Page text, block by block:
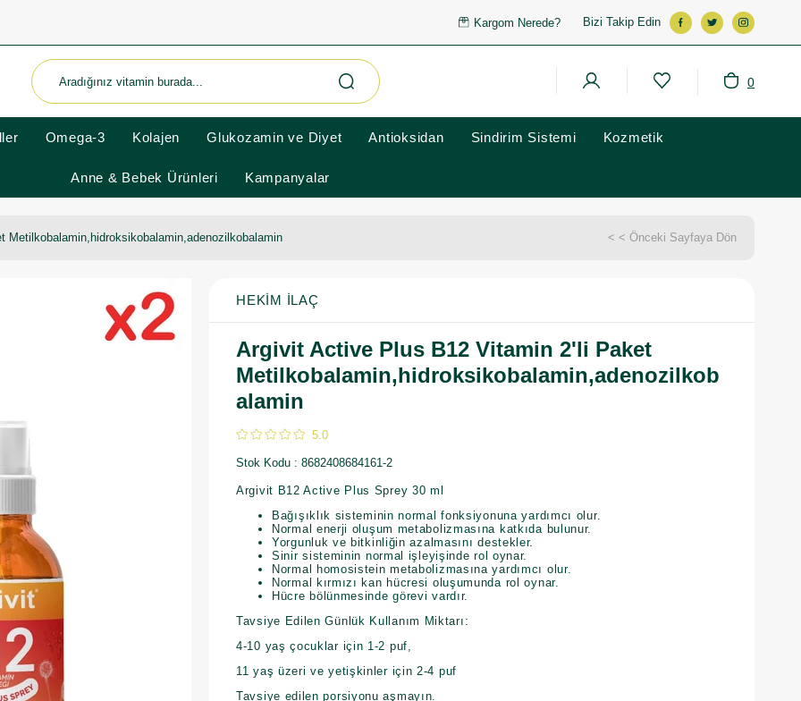
Kargom Nerede? Bizi Takip Edin
0
Omega-3 Kolajen Glukozamin ve Diyet Antioksidan Sindirim Sistemi Kozmetik
Anne & Bebek Ürünleri Kampanyalar
< < Önceki Sayfaya Dön
HEKIM İLAÇ
Argivit Active Plus B12 Vitamin 2'li Paket
Metilkobalamin,hidroksikobalamin,adenozilkob
alamin
5.0
Stok Kodu 8682408684161-2
Argivit B12 Active Plus Sprey 30 ml
Bağışıklık sisteminin normal fonksiyonuna yardımcı olur.
Normal enerji oluşum metabolizmasına katkıda bulunur.
Yorgunluk ve bitkinliğin azalmasını destekler.
Sinir sisteminin normal işleyişinde rol oynar.
Normal homosistein metabolizmasına yardımcı olur.
Normal kırmızı kan hücresi oluşumunda rol oynar.
Hücre bölünmesinde görevi vardır.
Tavsiye Edilen Günlük Kullanım Miktarı:
4-10 yaş çocuklar için 1-2 puf,
11 yaş üzeri ve yetişkinler için 2-4 puf
Tavsiye edilen porsiyonu aşmayın.